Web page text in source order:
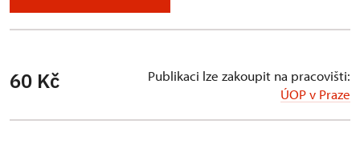
60 Kč
Publikaci lze zakoupit na pracovišti:
ÚOP v Praze